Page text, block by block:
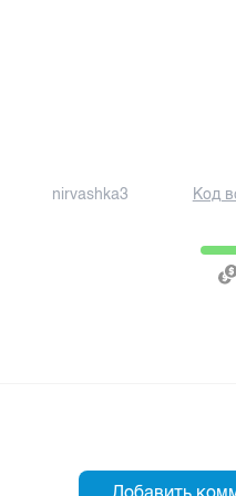
nirvashka3 Код